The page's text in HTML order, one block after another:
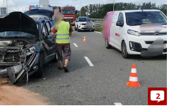
2